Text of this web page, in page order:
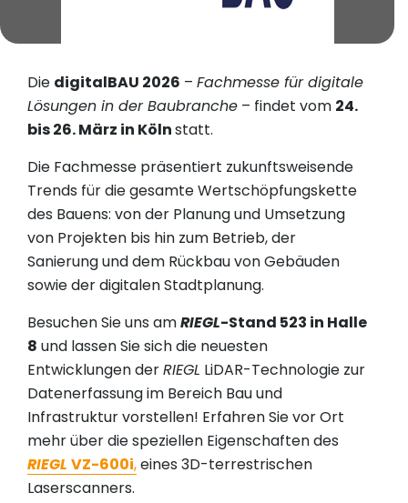
Die digitalBAU 2026 – Fachmesse für digitale
Lösungen in der Baubranche – findet vom 24.
bis 26. März in Kölnstatt.
Die Fachmesse präsentiert zukunftsweisende
Trends für die gesamte Wertschöpfungskette
des Bauens: von der Planung und Umsetzung
von Projekten bis hin zum Betrieb, der
Sanierung und dem Rückbau von Gebäuden
sowie der digitalen Stadtplanung.
Besuchen Sie uns amRIEGL-Stand 523 in Halle
8 und lassen Sie sich die neuesten
Entwicklungen derRIEGL LiDAR-Technologie zur
Datenerfassung im Bereich Bau und
Infrastruktur vorstellen! Erfahren Sie vor Ort
mehr über die speziellen Eigenschaften des
RIEGL VZ-600i,eines 3D-terrestrischen
Laserscanners.